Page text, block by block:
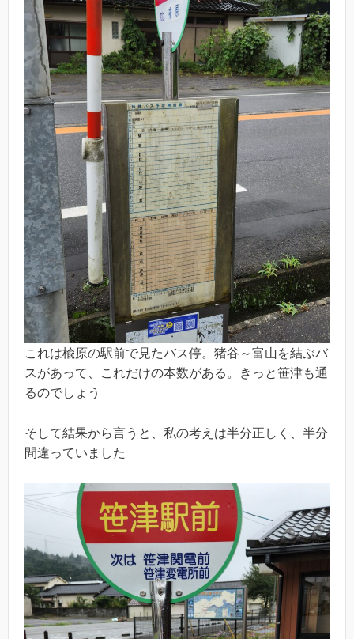
これは楡原の駅前で見たバス停。猪谷～富山を結ぶバ
スがあって、これだけの本数がある。きっと笹津も通
るのでしょう
そして結果から言うと、私の考えは半分正しく、半分
間違っていました